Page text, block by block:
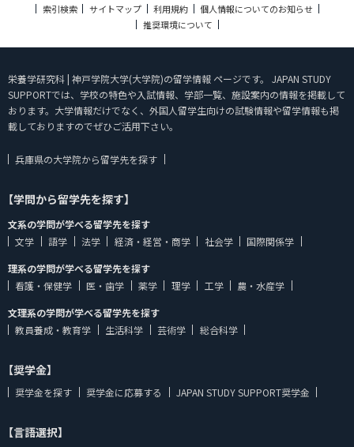
索引検索
サイトマップ 利用規約
個人情報についてのお知らせ
推奨環境について
栄養学研究科 | 神戸学院大学(大学院)の留学情報 ページです。 JAPAN STUDY
SUPPORTでは、学校の特色や入試情報、学部一覧、施設案内の情報を掲載して
おります。大学情報だけでなく、外国人留学生向けの試験情報や留学情報も掲
載しておりますのでぜひご活用下さい。
兵庫県の大学院から留学先を探す
【学問から留学先を探す】
文系の学問が学べる留学先を探す
文学
語学 法学 経済・経営・商学 社会学
国際関係学
理系の学問が学べる留学先を探す
看護・保健学
医・歯学 薬学 理学 工学
農・水産学
文理系の学問が学べる留学先を探す
教員養成・教育学
生活科学 芸術学 総合科学
【奨学金】
奨学金を探す 奨学金に応募する JAPAN STUDY SUPPORT奨学金
【言語選択】